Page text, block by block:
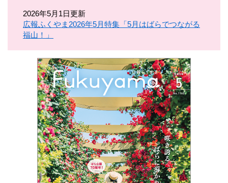
2026年5月1日更新
広報ふくやま2026年5月特集「5月はばらでつながる
福山！」